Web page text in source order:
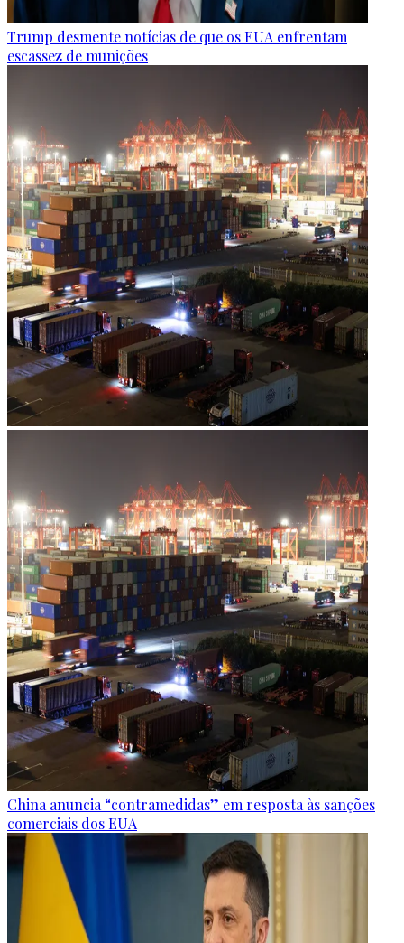
Trump desmente notícias de que os EUA enfrentam
escassez de munições
China anuncia “contramedidas” em resposta às sanções
comerciais dos EUA